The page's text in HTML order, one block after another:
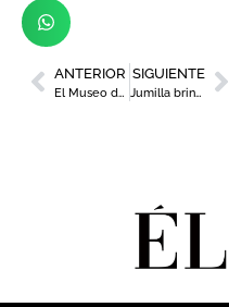
ANTERIOR
El Museo del Vino de Jumilla y CRDOP Jumilla colaboran en la promoción de la cultura del vino
SIGUIENTE
Jumilla brinda por la paz en la 23ª Exaltación del Vino